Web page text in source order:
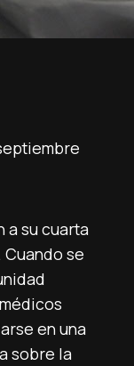
a su cuarta
se
en una
sobre la